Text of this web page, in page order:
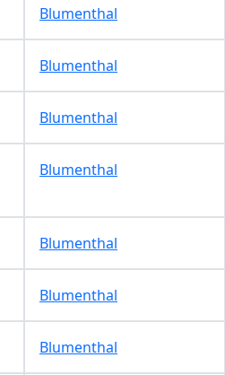
Blumenthal
Blumenthal
Blumenthal
Blumenthal
Blumenthal
Blumenthal
Blumenthal